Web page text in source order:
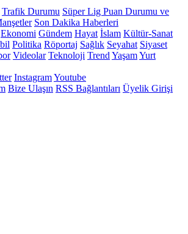
Trafik Durumu Süper Lig Puan Durumu ve
Son Dakika Haberleri
Ekonomi Gündem Hayat İslam Kültür-Sanat
Politika Röportaj Sağlık Seyahat Siyaset
Videolar Teknoloji Trend YaşamYurt
InstagramYoutube
Bize Ulaşın RSS Bağlantıları Üyelik Girişi